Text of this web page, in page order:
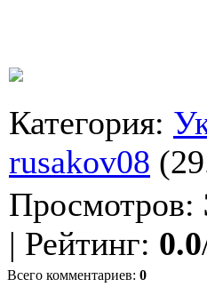
Категория:
rusakov08
Просмотров:
| Рейтинг: 0.0
Всего комментариев: 0